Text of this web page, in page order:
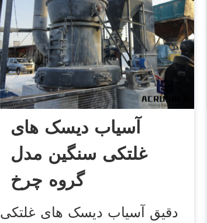
آسیاب دیسک های
غلتکی سنگین مدل
گروه چرخ
دقیق آسیاب دیسک های غلتکی